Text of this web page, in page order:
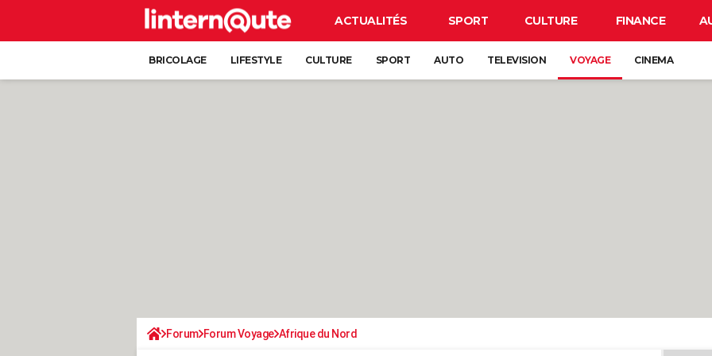
ACTUALITÉS SPORT CULTURE FINANCE
BRICOLAGE LIFESTYLE CULTURE SPORT AUTO TELEVISION VOYAGE CINEMA
Forum Forum Voyage Afrique du Nord